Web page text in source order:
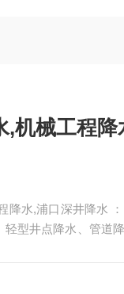
,机械工程
降水,浦口深井降水
轻型井点降水、管道